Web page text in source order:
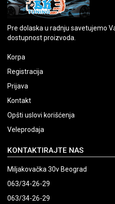
Pre dolaska u radnju savetujemo
dostupnost proizvoda.
Korpa
Registracija
Prijava
Kontakt
Opšti uslovi korišćenja
Veleprodaja
KONTAKTIRAJTE NAS
Miljakovačka 30v Beograd
063/34-26-29
063/34-26-29